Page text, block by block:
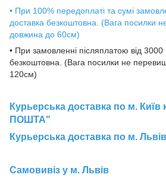
• При 100% передоплаті та сумі
доставка безкоштовна. (Вага посилки
довжина до 60см)
• При замовленні післяплатою від 3000
безкоштовна. (Вага посилки не
120см)
Курьерська доставка по м.
ПОШТА"
Курьерська доставка по м.
Самовивіз у м. Львів